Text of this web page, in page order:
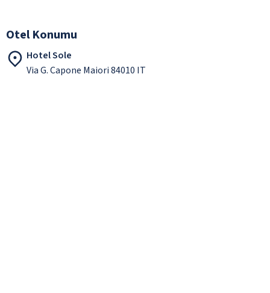
Otel Konumu
Hotel Sole
Via G. Capone Maiori 84010 IT